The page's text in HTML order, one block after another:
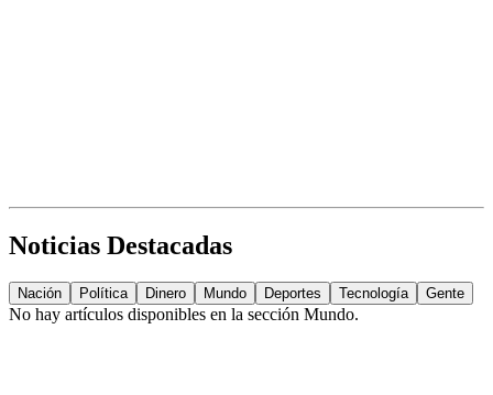
Noticias Destacadas
Nación Política Dinero Mundo Deportes Tecnología Gente
No hay artículos disponibles en la sección Mundo.